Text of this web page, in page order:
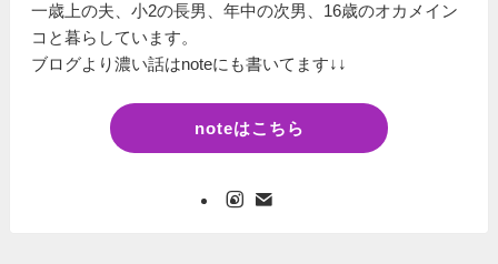
一歳上の夫、小2の長男、年中の次男、16歳のオカメイン
コと暮らしています。
ブログより濃い話はnoteにも書いてます↓↓
noteはこちら